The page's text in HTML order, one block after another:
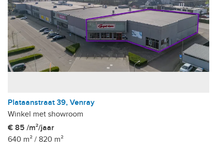
Plataanstraat 39, Venray
Winkel met showroom
€ 85 /m²/jaar
640 m² / 820 m²